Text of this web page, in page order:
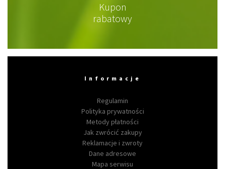
Kupon
rabatowy
Informacje
Regulamin
Polityka prywatności
Metody płatności
Jak zwrócić zakupy
Reklamacje i zwroty
Dane adresowe
Mapa serwisu